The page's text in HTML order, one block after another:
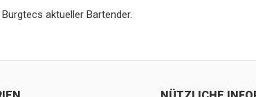
aktueller Bartender.